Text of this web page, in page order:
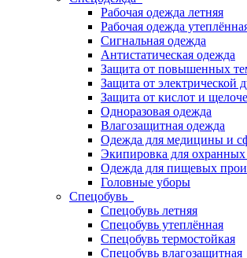
Рабочая одежда летняя
Рабочая одежда
Сигнальная одежда
Антистатическая одежда
Защита от повышенных
Защита от электрической
Защита от кислот и
Одноразовая одежда
Влагозащитная одежда
Одежда для медицины и
Экипировка для охранных
Одежда для пищевых
Головные уборы
Спецобувь
Спецобувь летняя
Спецобувь утеплённая
Спецобувь термостойкая
Спецобувь влагозащитная